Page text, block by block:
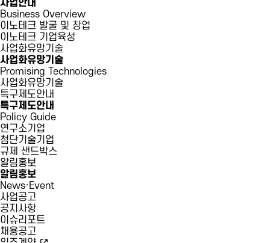
사업안내
Business Overview
이노테크 발굴 및 창업
이노테크 기업육성
사업화유망기술
사업화유망기술
Promising Technologies
사업화유망기술
특구제도안내
특구제도안내
Policy Guide
연구소기업
첨단기술기업
규제 샌드박스
알림홍보
알림홍보
News·Event
사업공고
공지사항
이슈리포트
채용공고